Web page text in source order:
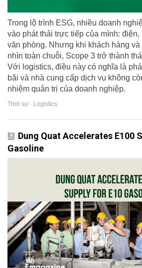
Trong lộ trình ESG, nhiều doanh
vào phát thải trực tiếp của mình: điện,
văn phòng. Nhưng khi khách hàng
nhìn toàn chuỗi, Scope 3 trở thành
Với logistics, điều này có nghĩa là
bãi và nhà cung cấp dịch vụ không
nhiệm quản trị của doanh nghiệp.
Thời sự - Logistics
Dung Quat Accelerates E100
Gasoline